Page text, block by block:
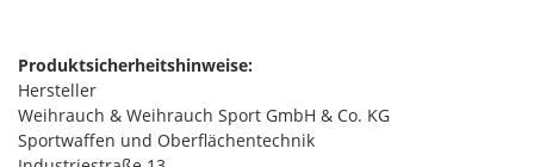
Produktsicherheitshinweise:
Hersteller
Weihrauch & Weihrauch Sport GmbH & Co. KG
Sportwaffen und Oberflächentechnik